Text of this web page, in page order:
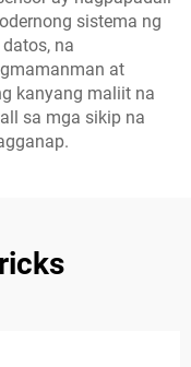
sistema ng
na
at
kanyang maliit na
sa mga sikip na